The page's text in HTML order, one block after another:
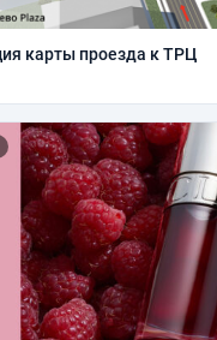
карты проезда к ТРЦ